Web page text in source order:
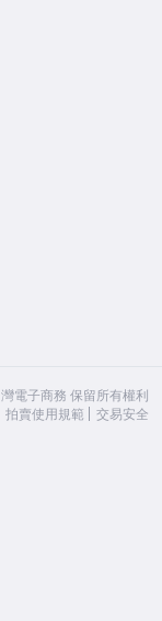
電子商務 保留所有權利
拍賣使用規範 交易安全